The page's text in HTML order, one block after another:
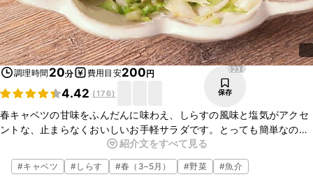
調理時間 20分 費用目安200円
4.42 (176)
6238
保存
春キャベツの甘味をふんだんに味わえ、しらすの風味と塩気がアクセ
ントな、止まらなくおいしいお手軽サラダです。とっても簡単なの
で、時間のない時にもオススメの一品です。今晩のおかずに是非お試
しください。
紹介文をすべて見る
#キャベツ #しらす #春（3–5月） #野菜 #魚介